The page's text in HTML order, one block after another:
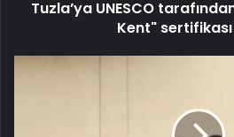
Tuzla’ya UNESCO
Kent"